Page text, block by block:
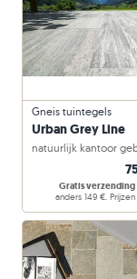
Gneis tuintegels
Urban Grey Line
natuurlijk kantoor
Gratis verzending
anders 149 €. Prijzen